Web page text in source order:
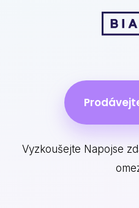
Vyzkoušejte Napojse